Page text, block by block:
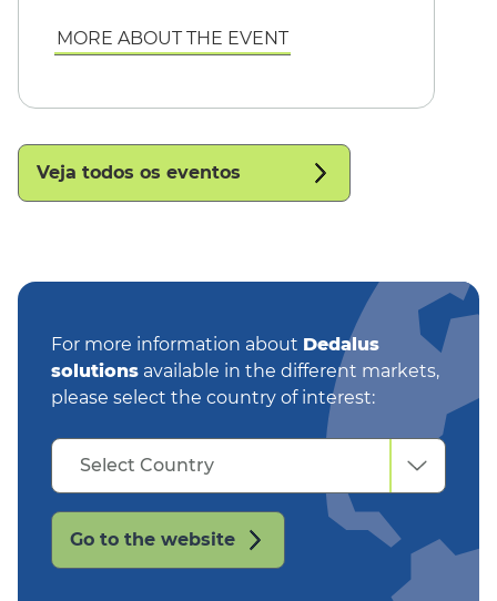
MORE ABOUT THE EVENT
Veja todos os eventos
For more information about Dedalus
solutions available in the different markets,
please select the country of interest:
Select
Country
Select Country
Go to the website